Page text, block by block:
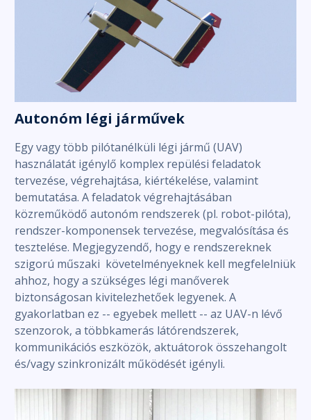
Autonóm légi járművek
Egy vagy több pilótanélküli légi jármű (UAV)
használatát igénylő komplex repülési feladatok
tervezése, végrehajtása, kiértékelése, valamint
bemutatása. A feladatok végrehajtásában
közreműködő autonóm rendszerek (pl. robot-pilóta),
rendszer-komponensek tervezése, megvalósítása és
tesztelése. Megjegyzendő, hogy e rendszereknek
szigorú műszaki követelményeknek kell megfelelniük
ahhoz, hogy a szükséges légi manőverek
biztonságosan kivitelezhetőek legyenek. A
gyakorlatban ez -- egyebek mellett -- az UAV-n lévő
szenzorok, a többkamerás látórendszerek,
kommunikációs eszközök, aktuátorok összehangolt
és/vagy szinkronizált működését igényli.